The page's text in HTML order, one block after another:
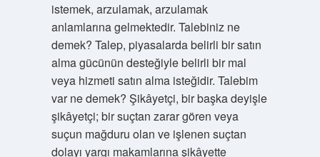
istemek, arzulamak, arzulamak
anlamlarına gelmektedir. Talebiniz ne
demek? Talep, piyasalarda belirli bir satın
alma gücünün desteğiyle belirli bir mal
veya hizmeti satın alma isteğidir. Talebim
var ne demek? Şikâyetçi, bir başka deyişle
şikâyetçi; bir suçtan zarar gören veya
suçun mağduru olan ve işlenen suçtan
dolayı yargı makamlarına şikâyette